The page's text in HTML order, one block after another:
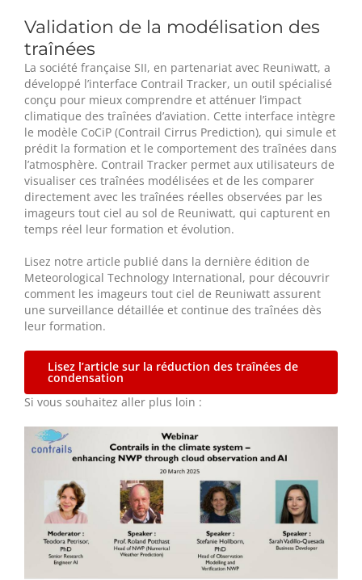
Validation de la modélisation des
traînées
La société française SII, en partenariat avec Reuniwatt, a
développé l’interface Contrail Tracker, un outil spécialisé
conçu pour mieux comprendre et atténuer l’impact
climatique des traînées d’aviation. Cette interface intègre
le modèle CoCiP (Contrail Cirrus Prediction), qui simule et
prédit la formation et le comportement des traînées dans
l’atmosphère. Contrail Tracker permet aux utilisateurs de
visualiser ces traînées modélisées et de les comparer
directement avec les traînées réelles observées par les
imageurs tout ciel au sol de Reuniwatt, qui capturent en
temps réel leur formation et évolution.
Lisez notre article publié dans la dernière édition de
Meteorological Technology International, pour découvrir
comment les imageurs tout ciel de Reuniwatt assurent
une surveillance détaillée et continue des traînées dès
leur formation.
Lisez l’article sur la réduction des traînées de
condensation
Si vous souhaitez aller plus loin :